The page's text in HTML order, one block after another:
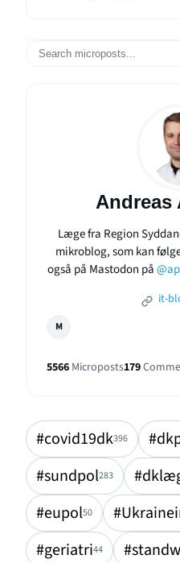
Andreas
Læge fra Region
mikroblog, som kan
også på Mastodon på
it-
M
5566 Microposts179
#covid19dk396
#sundpol283
#eupol50
#geriatri44